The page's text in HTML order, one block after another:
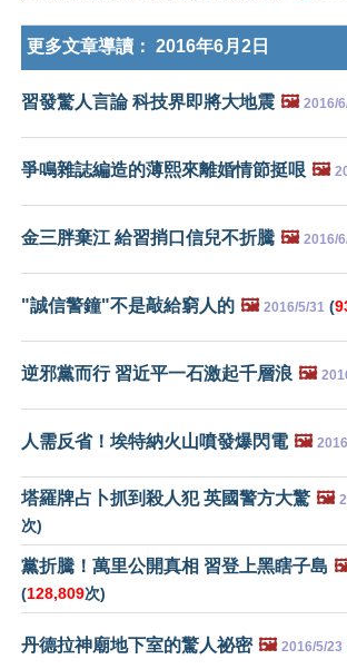
更多文章導讀： 2016年6月2日
習發驚人言論 科技界即將大地震 🖼️ 2016/
爭鳴雜誌編造的薄熙來離婚情節挺哏 🖼️
金三胖棄江 給習捎口信兒不折騰 🖼️ 2016/
"誠信警鐘"不是敲給窮人的 🖼️ 2016/5/31 (
逆邪黨而行 習近平一石激起千層浪 🖼️
人需反省！埃特納火山噴發爆閃電 🖼️
塔羅牌占卜抓到殺人犯 英國警方大驚 🖼️
次)
黨折騰！萬里公開真相 習登上黑瞎子島
(128,809次)
丹德拉神廟地下室的驚人祕密 🖼️ 2016/5/23